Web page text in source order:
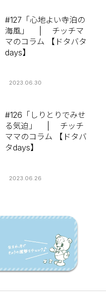
#127「心地よい寺泊の
海風」 | チッチマ
マのコラム 【ドタバタ
days】
2023.06.30
#126「しりとりでみせ
る気迫」 | チッチ
ママのコラム 【ドタバ
タdays】
2023.06.26